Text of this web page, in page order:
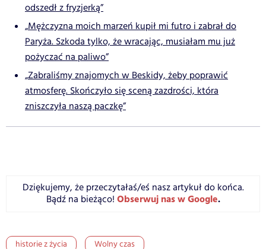
odszedł z fryzjerką”
„Mężczyzna moich marzeń kupił mi futro i zabrał do
Paryża. Szkoda tylko, że wracając, musiałam mu już
pożyczać na paliwo”
„Zabraliśmy znajomych w Beskidy, żeby poprawić
atmosferę. Skończyło się sceną zazdrości, która
zniszczyła naszą paczkę”
Dziękujemy, że przeczytałaś/eś nasz artykuł do końca.
Bądź na bieżąco! Obserwuj nas w Google.
historie z życia Wolny czas